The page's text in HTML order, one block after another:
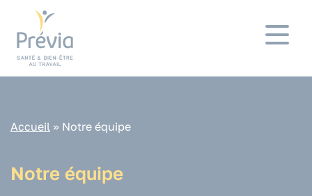
Accueil » Notre équipe
Notre équipe
Panneau de gestion des cookies